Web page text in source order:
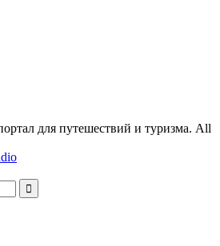
для путешествий и туризма. All